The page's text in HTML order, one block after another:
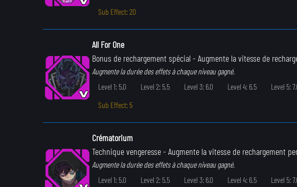
Sub Effect: 20
All For One
Bonus de rechargement spécial - Augmente la vitesse de
Augmente la durée des effets à chaque niveau gagné.
Level 1: 5.0
Level 2: 5.5 Level 3: 6.0 Level 4: 6.5 Level 5:
Sub Effect: 5
Crématorium
Technique vengeresse- Augmente la vitesse de rechargement
Augmente la durée des effets à chaque niveau gagné.
Level 1: 5.0
Level 2: 5.5 Level 3: 6.0 Level 4: 6.5 Level 5: